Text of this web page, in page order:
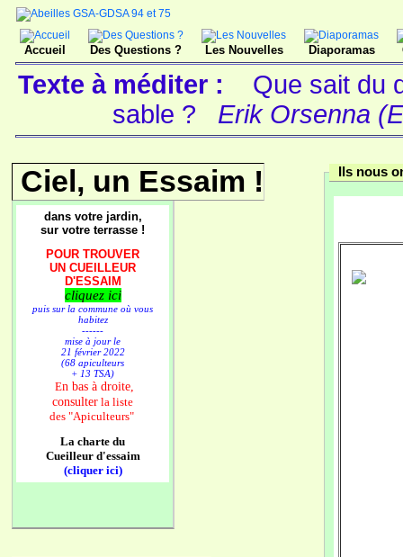
Accueil Des Questions ? Les Nouvelles Diaporamas
Texte à méditer :
Que sait du
sable ?
Erik Orsenna
Ciel, un Essaim !
dans votre jardin,
sur votre terrasse !
POUR TROUVER
UN CUEILLEUR
D'ESSAIM
cliquez ici
puis sur la commune où vous
habitez
------
mise à jour le
21 février 2022
(68 apiculteurs
+ 13 TSA)
En bas à droite,
consulter la liste
des "Apiculteurs"
La charte du
Cueilleur d'essaim
(cliquer ici)
Ils nous